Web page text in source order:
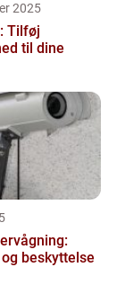
2025
Tilføj
til dine
beskyttelse